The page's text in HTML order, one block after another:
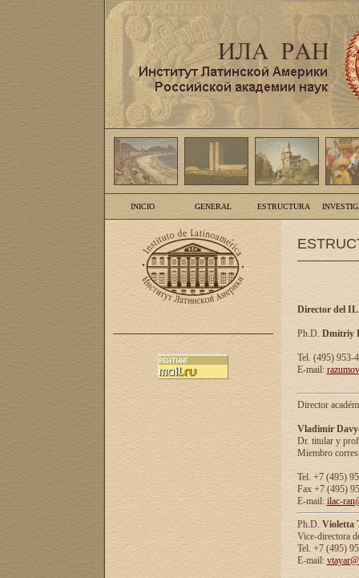
INICIO GENERAL ESTRUCTURA
Director del
Ph.D. Dmitriy
Tel. (495) 953-
E-mail:
Director
Vladimir
Dr. titular y
Miembro
Tel. +7 (495)
Fax +7 (495)
E-mail: ilac-
Ph.D. Violetta
Vice-directora
Tel. +7 (495)
E-mail: